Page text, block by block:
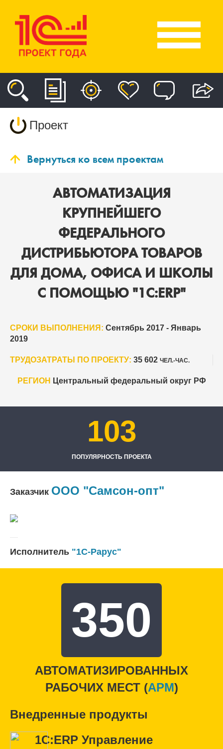
Проект
Вернуться ко всем проектам
АВТОМАТИЗАЦИЯ
КРУПНЕЙШЕГО
ФЕДЕРАЛЬНОГО
ДИСТРИБЬЮТОРА ТОВАРОВ
ДЛЯ ДОМА, ОФИСА И ШКОЛЫ
С ПОМОЩЬЮ "1С:ERP"
СРОКИ ВЫПОЛНЕНИЯ: Сентябрь 2017 - Январь
2019
ТРУДОЗАТРАТЫ ПО ПРОЕКТУ: 35 602 ЧЕЛ.-ЧАС.
РЕГИОН Центральный федеральный округ РФ
103
ПОПУЛЯРНОСТЬ ПРОЕКТА
Заказчик ООО "Самсон-опт"
Исполнитель "1С-Рарус"
350
АВТОМАТИЗИРОВАННЫХ
РАБОЧИХ МЕСТ (APM)
Внедренные продукты
1С:ERP Управление